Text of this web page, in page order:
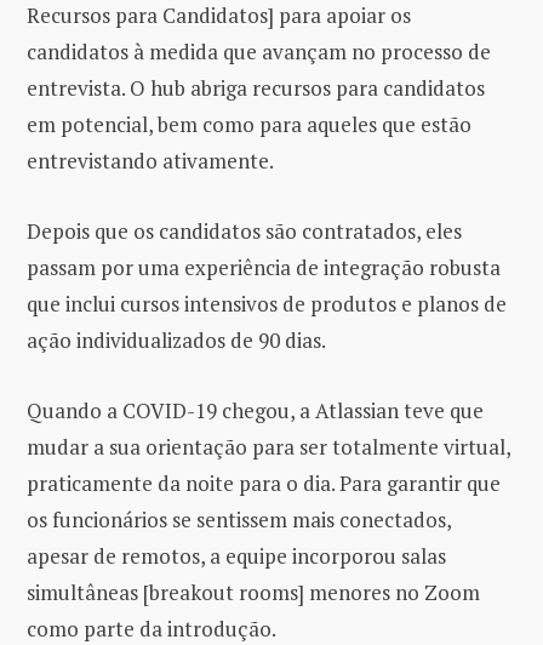
Recursos para Candidatos] para apoiar os
candidatos à medida que avançam no processo de
entrevista. O hub abriga recursos para candidatos
em potencial, bem como para aqueles que estão
entrevistando ativamente.
Depois que os candidatos são contratados, eles
passam por uma experiência de integração robusta
que inclui cursos intensivos de produtos e planos de
ação individualizados de 90 dias.
Quando a COVID-19 chegou, a Atlassian teve que
mudar a sua orientação para ser totalmente virtual,
praticamente da noite para o dia. Para garantir que
os funcionários se sentissem mais conectados,
apesar de remotos, a equipe incorporou salas
simultâneas [breakout rooms] menores no Zoom
como parte da introdução.